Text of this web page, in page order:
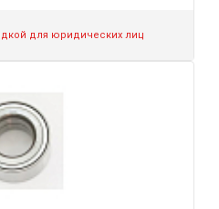
для юридических лиц